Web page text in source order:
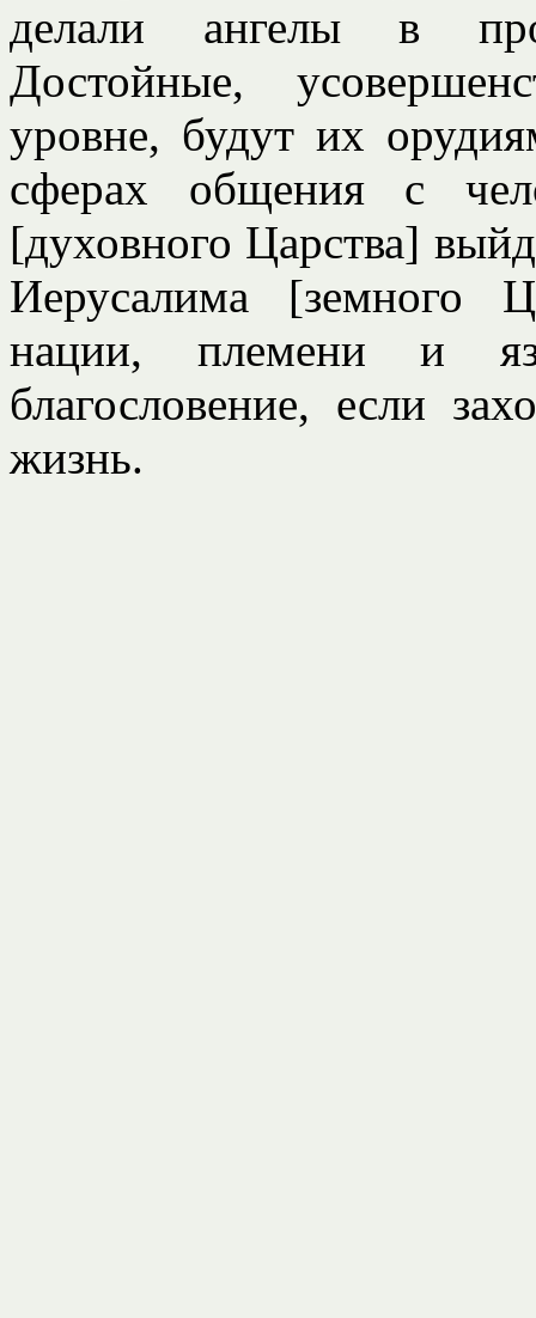
делали ангелы в
Достойные,
уровне, будут их
сферах общения с
[духовного Царства]
Иерусалима [земного
нации, племени и
благословение, если
жизнь.